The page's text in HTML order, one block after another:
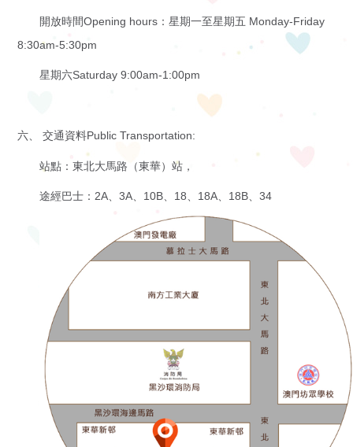
開放時間Opening hours：星期一至星期五 Monday-Friday
8:30am-5:30pm
星期六Saturday 9:00am-1:00pm
六、 交通資料Public Transportation:
站點：東北大馬路（東華）站，
途經巴士：2A、3A、10B、18、18A、18B、34